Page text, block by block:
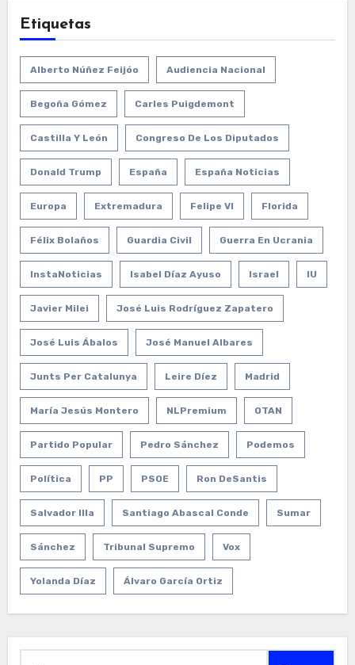
Etiquetas
Alberto Núñez Feijóo Audiencia Nacional
Begoña Gómez Carles Puigdemont
Castilla Y León Congreso De Los Diputados
Donald Trump España España Noticias
Europa Extremadura Felipe VI Florida
Félix Bolaños Guardia Civil Guerra En Ucrania
InstaNoticias Isabel Díaz Ayuso Israel IU
Javier Milei José Luis Rodríguez Zapatero
José Luis Ábalos José Manuel Albares
Junts Per Catalunya Leire Díez Madrid
María Jesús Montero NLPremium OTAN
Partido Popular Pedro Sánchez Podemos
Política PP PSOE Ron DeSantis
Salvador Illa Santiago Abascal Conde Sumar
Sánchez Tribunal Supremo Vox
Yolanda Díaz Álvaro García Ortiz